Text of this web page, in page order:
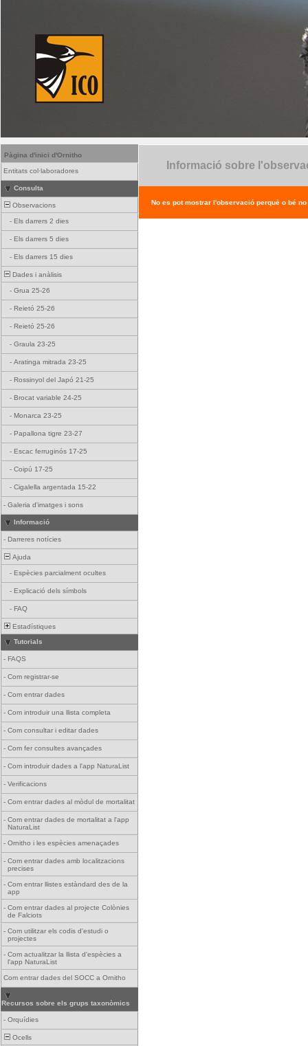
Pàgina d'inici d'Ornitho
Entitats col·laboradores
Consulta
Observacions
- Els darrers 2 dies
- Els darrers 5 dies
- Els darrers 15 dies
Dades i anàlisis
- Grua 25-26
- Reietó 25-26
- Reietó 25-26
- Graula 23-25
- Aratinga mitrada 23-25
- Rossinyol del Japó 21-25
- Brocat variable 24-25
- Monarca 23-25
- Papallona tigre 23-27
- Escac ferruginós 17-25
- Coipú 17-25
- Cigalella argentada 15-22
- Galeria d'imatges i sons
Informació
- Darreres notícies
Ajuda
- Espècies parcialment ocultes
- Explicació dels símbols
- FAQ
Estadístiques
Tutorials
- FAQS
- Com registrar-se
- Com entrar dades
- Com introduir una llista completa
- Com consultar i editar dades
- Com fer consultes avançades
- Com introduir dades a l'app NaturaList
- Verificacions
- Com entrar dades al mòdul de mortalitat
- Com entrar dades de mortalitat a l'app
NaturaList
- Ornitho i les espècies amenaçades
- Com entrar dades amb localitzacions
precises
- Com entrar llistes estàndard des de la
app
- Com entrar dades al projecte Colònies
de Falciots
- Com utilitzar els codis d'estudi o
projectes
- Com actualitzar la llista d'espècies a
l'app NaturaList
Com entrar dades del SOCC a Ornitho
Recursos sobre els grups taxonòmics
- Orquídies
Ocells
Informació sobre
No es pot mostrar l'observació perquè o bé